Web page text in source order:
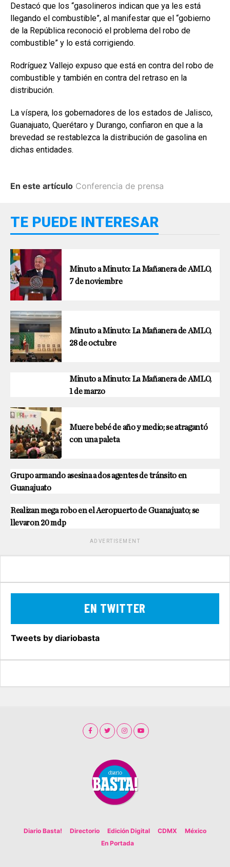
Destacó que los “gasolineros indican que ya les está
llegando el combustible”, al manifestar que el “gobierno
de la República reconoció el problema del robo de
combustible” y lo está corrigiendo.
Rodríguez Vallejo expuso que está en contra del robo de
combustible y también en contra del retraso en la
distribución.
La víspera, los gobernadores de los estados de Jalisco,
Guanajuato, Querétaro y Durango, confiaron en que a la
brevedad se restablezca la distribución de gasolina en
dichas entidades.
En este artículo Conferencia de prensa
TE PUEDE INTERESAR
Minuto a Minuto: La Mañanera de AMLO,
7 de noviembre
Minuto a Minuto: La Mañanera de AMLO,
28 de octubre
Minuto a Minuto: La Mañanera de AMLO,
1 de marzo
Muere bebé de año y medio; se atragantó
con una paleta
Grupo armando asesina a dos agentes de tránsito en
Guanajuato
Realizan mega robo en el Aeropuerto de Guanajuato; se
llevaron 20 mdp
ADVERTISEMENT
EN TWITTER
Tweets by diariobasta
Diario Basta! Directorio Edición Digital CDMX
México
En Portada